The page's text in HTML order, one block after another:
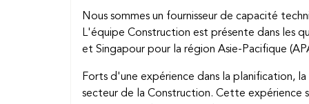
Nous sommes un fournisseur de capacité
L'équipe Construction est présente dans les
et Singapour pour la région Asie-Pacifique
Forts d'une expérience dans la planification,
secteur de la Construction. Cette expérience